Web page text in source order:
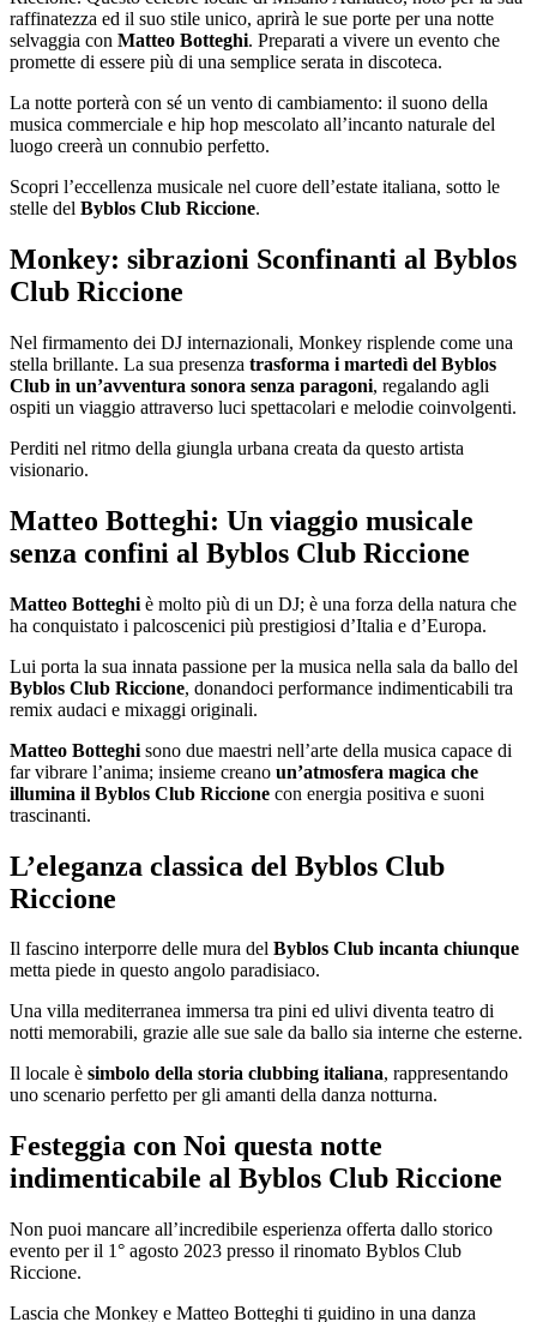
raffinatezza ed il suo stile unico, aprirà le sue porte per una notte
selvaggia con Matteo Botteghi. Preparati a vivere un evento che
promette di essere più di una semplice serata in discoteca.
La notte porterà con sé un vento di cambiamento: il suono della
musica commerciale e hip hop mescolato all’incanto naturale del
luogo creerà un connubio perfetto.
Scopri l’eccellenza musicale nel cuore dell’estate italiana, sotto le
stelle del Byblos Club Riccione.
Monkey: sibrazioni Sconfinanti al Byblos
Club Riccione
Nel firmamento dei DJ internazionali, Monkey risplende come una
stella brillante. La sua presenza trasforma i martedì del Byblos
Club in un’avventura sonora senza paragoni, regalando agli
ospiti un viaggio attraverso luci spettacolari e melodie coinvolgenti.
Perditi nel ritmo della giungla urbana creata da questo artista
visionario.
Matteo Botteghi: Un viaggio musicale
senza confini al Byblos Club Riccione
Matteo Botteghi è molto più di un DJ; è una forza della natura che
ha conquistato i palcoscenici più prestigiosi d’Italia e d’Europa.
Lui porta la sua innata passione per la musica nella sala da ballo del
Byblos Club Riccione, donandoci performance indimenticabili tra
remix audaci e mixaggi originali.
Matteo Botteghi sono due maestri nell’arte della musica capace di
far vibrare l’anima; insieme creano un’atmosfera magica che
illumina il Byblos Club Riccione con energia positiva e suoni
trascinanti.
L’eleganza classica del Byblos Club
Riccione
Il fascino interporre delle mura del Byblos Club incanta chiunque
metta piede in questo angolo paradisiaco.
Una villa mediterranea immersa tra pini ed ulivi diventa teatro di
notti memorabili, grazie alle sue sale da ballo sia interne che esterne.
Il locale è simbolo della storia clubbing italiana, rappresentando
uno scenario perfetto per gli amanti della danza notturna.
Festeggia con Noi questa notte
indimenticabile al Byblos Club Riccione
Non puoi mancare all’incredibile esperienza offerta dallo storico
evento per il 1° agosto 2023 presso il rinomato Byblos Club
Riccione.
Lascia che Monkey e Matteo Botteghi ti guidino in una danza